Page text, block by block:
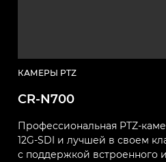
КАМЕРЫ PTZ
CR-N700
Профессиональная PTZ-
12G-SDI и лучшей в своем
с поддержкой встроенного